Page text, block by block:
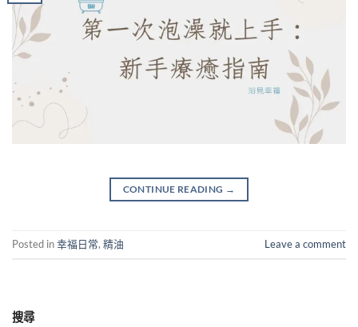
CONTINUE READING →
Posted in幸福日常, 精油 Leave a comment
搜尋